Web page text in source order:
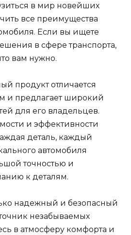
в мир новейших
все преимущества
Если вы ищете
в сфере транспорта,
вам нужно.
продукт отличается
и предлагает широкий
для его владельцев.
и эффективности
деталь, каждый
автомобиля
точностью и
к деталям.
надежный и безопасный
незабываемых
в атмосферу комфорта и